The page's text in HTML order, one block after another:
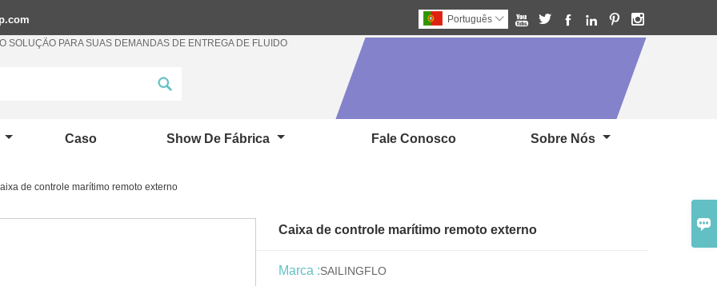

     
Português 
SOLUÇÃO PARA SUAS DEMANDAS DE ENTREGA DE FLUIDO
Caso Show De Fábrica Fale Conosco Sobre Nós
de controle marítimo remoto externo
Caixa de controle marítimo remoto externo
Marca :SAILINGFLO